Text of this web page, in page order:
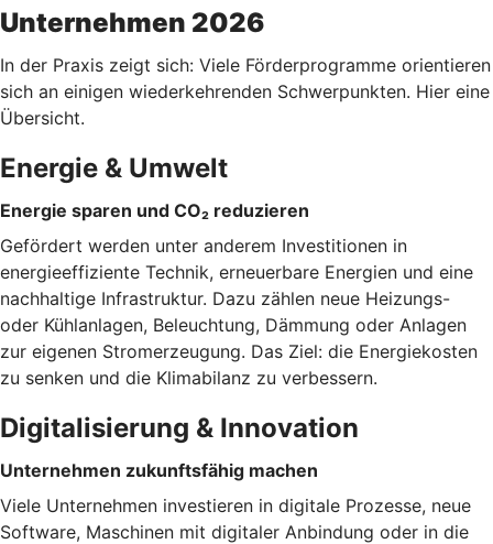
Unternehmen 2026
In der Praxis zeigt sich: Viele Förderprogramme orientieren
sich an einigen wiederkehrenden Schwerpunkten. Hier eine
Übersicht.
Energie & Umwelt
Energie sparen und CO₂ reduzieren
Gefördert werden unter anderem Investitionen in
energieeffiziente Technik, erneuerbare Energien und eine
nachhaltige Infrastruktur. Dazu zählen neue Heizungs-
oder Kühlanlagen, Beleuchtung, Dämmung oder Anlagen
zur eigenen Stromerzeugung. Das Ziel: die Energiekosten
zu senken und die Klimabilanz zu verbessern.
Digitalisierung & Innovation
Unternehmen zukunftsfähig machen
Viele Unternehmen investieren in digitale Prozesse, neue
Software, Maschinen mit digitaler Anbindung oder in die